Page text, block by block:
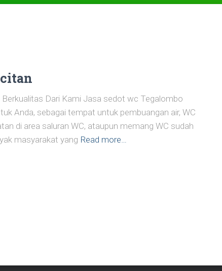
Dari Kami Jasa sedot wc Tegalombo
Anda, sebagai tempat untuk pembuangan air, WC
di area saluran WC, ataupun memang WC sudah
masyarakat yang Read more…